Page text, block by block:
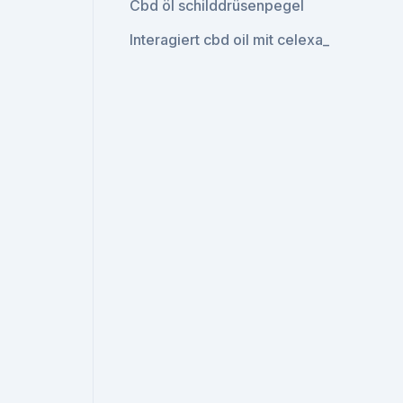
Cbd öl schilddrüsenpegel
Interagiert cbd oil mit celexa_